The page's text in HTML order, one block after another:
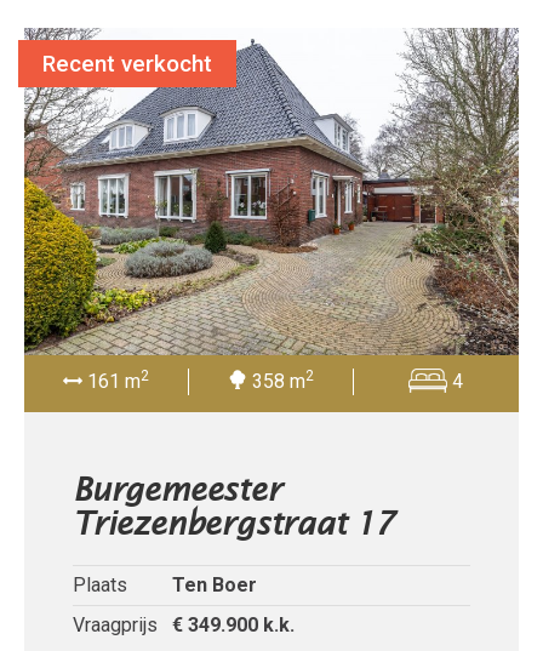
161 m2 358 m2 4
Burgemeester
Triezenbergstraat 17
Plaats
Ten Boer
Vraagprijs
€ 349.900 k.k.
Recent verkocht